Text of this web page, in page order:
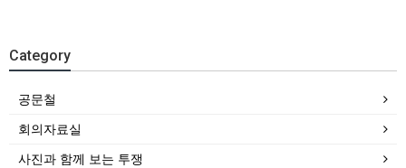
Category
공문철
회의자료실
사진과 함께 보는 투쟁